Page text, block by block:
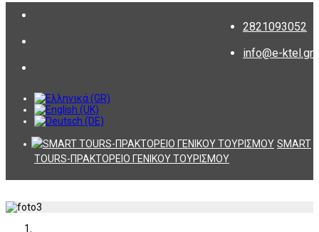
2821093052
info@e-ktel.gr
SMART
TOURS-ΠΡΑΚΤΟΡΕΙΟ ΓΕΝΙΚΟΥ ΤΟΥΡΙΣΜΟΥ